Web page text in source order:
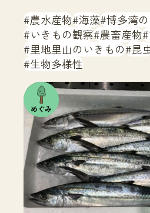
農水産物 海藻 博多湾
いきもの観察 農畜産物
里地里山のいきもの 昆
生物多様性
注目の
いきも
の